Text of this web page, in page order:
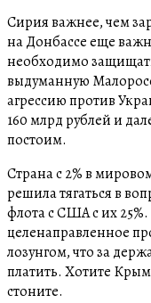
Сирия важнее, чем
на Донбассе еще
необходимо
выдуманную
агрессию против
160 млрд рублей и
постоим.
Страна с 2% в
решила тягаться в
флота с США с их
целенаправленное
лозунгом, что за
платить. Хотите
стоните.